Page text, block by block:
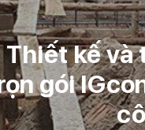
Thiết kế và
gói